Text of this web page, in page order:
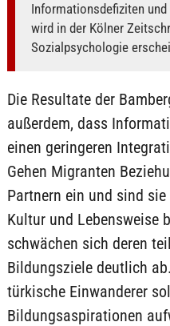
Informationsdefiziten
wird in der Kölner
Sozialpsychologie
Die Resultate der
außerdem, dass
einen geringeren
Gehen Migranten
Partnern ein und sind
Kultur und Lebensweise
schwächen sich deren
Bildungsziele deutlich
türkische Einwanderer
Bildungsaspirationen